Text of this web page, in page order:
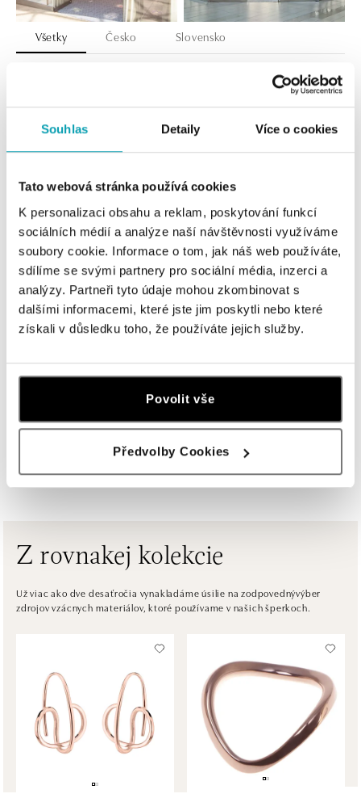
Souhlas Detaily Více o cookies
Tato webová stránka používá cookies
K personalizaci obsahu a reklam, poskytování funkcí
sociálních médií a analýze naší návštěvnosti využíváme
soubory cookie. Informace o tom, jak náš web používáte,
sdílíme se svými partnery pro sociální média, inzerci a
analýzy. Partneři tyto údaje mohou zkombinovat s
dalšími informacemi, které jste jim poskytli nebo které
získali v důsledku toho, že používáte jejich služby.
Povolit vše
Předvolby Cookies
Všetky Česko Slovensko
dnes otvorené do 21:00
Ivanská cesta 16, 821 04 Bratislava
tel.: +421 917 090 372
dnes otvorené do 21:00
Halada OC Aupark, Bratislava
Einsteinova 18, 851 01 Bratislava
tel.: +421 917 090 891
dnes otvorené do 21:00
HALADA Pařížská, Praha
Pařížská 7, 110 00 Praha 1
dnes otvorené do 18:00
HALADA Na Příkopě, Praha
HALADA Česká, Brno
Česká 23, 602 00 Brno
tel.: +420602443261
HALADA OC Avion, Ostrava
Rudná 3114/114, 700 30 Ostrava-Zábřeh
tel.: +420605174749
dnes otvorené do 21:00
Z rovnakej kolekcie
Už viac ako dve desaťročia vynakladáme úsilie na zodpovednývýber
zdrojov vzácnych materiálov, ktoré používame v našich šperkoch.